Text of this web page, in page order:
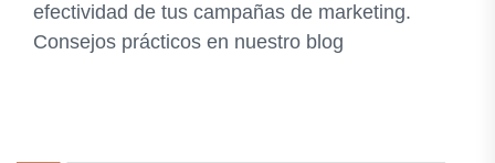
efectividad de tus campañas de marketing.
Consejos prácticos en nuestro blog